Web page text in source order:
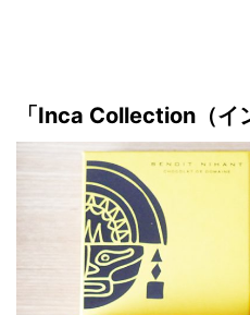
「Inca Collection（イ